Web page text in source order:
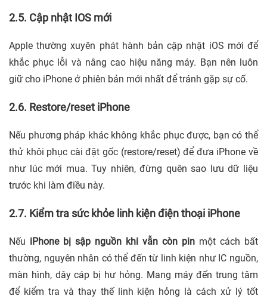
2.5. Cập nhật IOS mới
Apple thường xuyên phát hành bản cập nhật iOS mới để
khắc phục lỗi và nâng cao hiệu năng máy. Bạn nên luôn
giữ cho iPhone ở phiên bản mới nhất để tránh gặp sự cố.
2.6. Restore/reset iPhone
Nếu phương pháp khác không khắc phục được, bạn có thể
thử khôi phục cài đặt gốc (restore/reset) để đưa iPhone về
như lúc mới mua. Tuy nhiên, đừng quên sao lưu dữ liệu
trước khi làm điều này.
2.7. Kiểm tra sức khỏe linh kiện điện thoại iPhone
Nếu iPhone bị sập nguồn khi vẫn còn pin một cách bất
thường, nguyên nhân có thể đến từ linh kiện như IC nguồn,
màn hình, dây cáp bị hư hỏng. Mang máy đến trung tâm
để kiểm tra và thay thế linh kiện hỏng là cách xử lý tốt